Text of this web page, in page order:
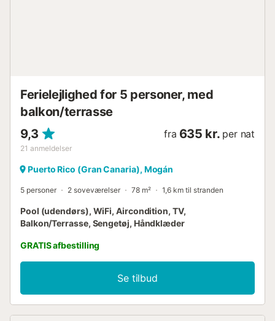
Ferielejlighed for 5 personer, med
balkon/terrasse
9,3
21 anmeldelser
fra 635 kr. per nat
Puerto Rico (Gran Canaria), Mogán
5 personer 2 soveværelser 78 m² 1,6 km til stranden
Pool (udendørs), WiFi, Aircondition, TV,
Balkon/Terrasse, Sengetøj, Håndklæder
GRATIS afbestilling
Se tilbud